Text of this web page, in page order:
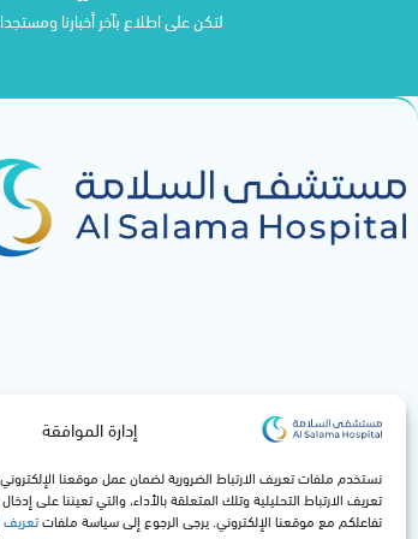
إدارة الموافقة
نستخدم ملفات تعريف الارتباط الضرورية لضمان عمل موقعنا
تعريف الارتباط التحليلية وتلك المتعلقة بالأداء، والتي تعيننا على
تفاعلكم مع موقعنا الإلكتروني. يرجى الرجوع إلى سياسة ملفاتتعريف
لتكن على اطلاع بآخر أخبارنا